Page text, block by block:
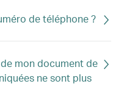
de téléphone ?
mon document de
ne sont plus